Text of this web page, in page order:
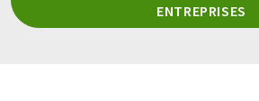
ENTREPRISES